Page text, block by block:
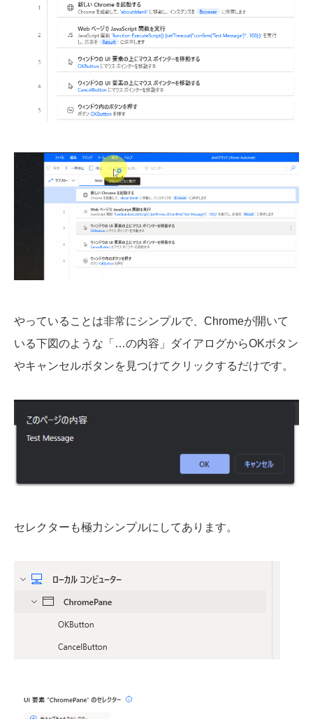
やっていることは非常にシンプルで、Chromeが開いて
いる下図のような「…の内容」ダイアログからOKボタン
やキャンセルボタンを見つけてクリックするだけです。
セレクターも極力シンプルにしてあります。